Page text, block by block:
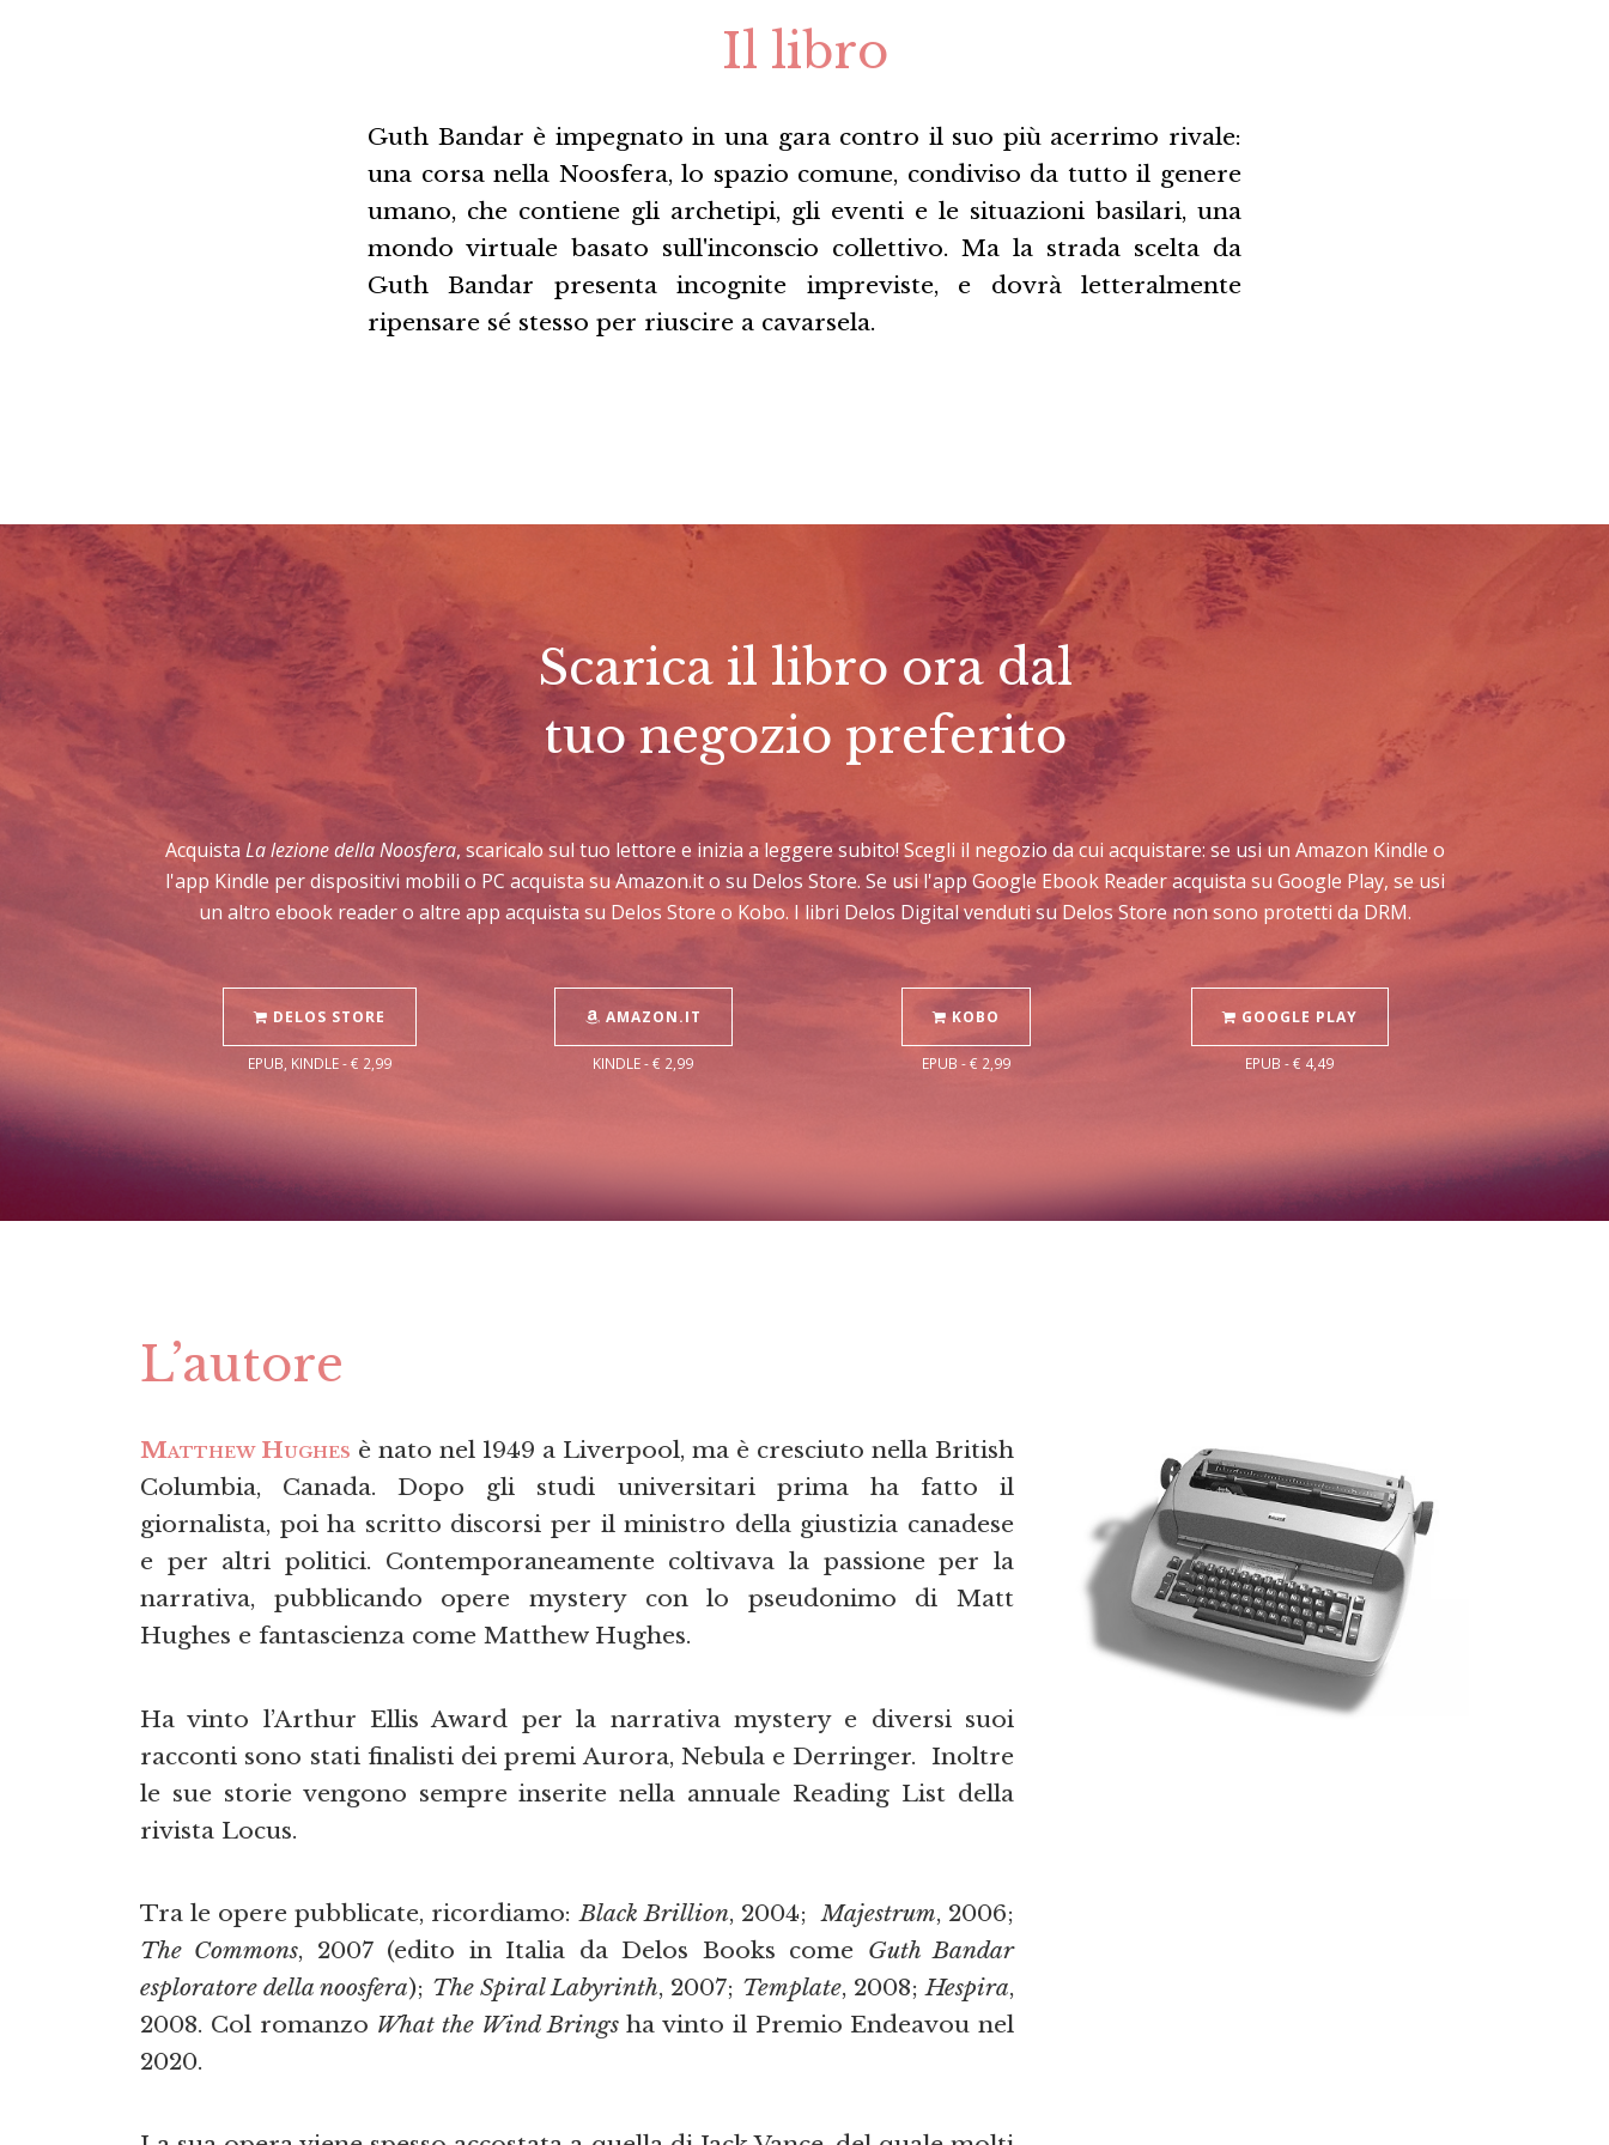
Il libro
Guth Bandar è impegnato in una gara contro il suo più acerrimo rivale:
una corsa nella Noosfera, lo spazio comune, condiviso da tutto il genere
umano, che contiene gli archetipi, gli eventi e le situazioni basilari, una
mondo virtuale basato sull'inconscio collettivo. Ma la strada scelta da
Guth Bandar presenta incognite impreviste, e dovrà letteralmente
ripensare sé stesso per riuscire a cavarsela.
Scarica il libro ora dal
tuo negozio preferito
Acquista La lezione della Noosfera, scaricalo sul tuo lettore e inizia a leggere subito! Scegli il negozio da cui acquistare: se usi un Amazon Kindle o
l'app Kindle per dispositivi mobili o PC acquista su Amazon.it o su Delos Store. Se usi l'app Google Ebook Reader acquista su Google Play, se usi
un altro ebook reader o altre app acquista su Delos Store o Kobo. I libri Delos Digital venduti su Delos Store non sono protetti da DRM.
DELOS STORE
EPUB, KINDLE - € 2,99
AMAZON.IT
KINDLE - € 2,99
KOBO
EPUB - € 2,99
GOOGLE PLAY
EPUB - € 4,49
L’autore
Matthew Hughes è nato nel 1949 a Liverpool, ma è cresciuto nella British
Columbia, Canada. Dopo gli studi universitari prima ha fatto il
giornalista, poi ha scritto discorsi per il ministro della giustizia canadese
e per altri politici. Contemporaneamente coltivava la passione per la
narrativa, pubblicando opere mystery con lo pseudonimo di Matt
Hughes e fantascienza come Matthew Hughes.
Ha vinto l’Arthur Ellis Award per la narrativa mystery e diversi suoi
racconti sono stati finalisti dei premi Aurora, Nebula e Derringer. Inoltre
le sue storie vengono sempre inserite nella annuale Reading List della
rivista Locus.
Tra le opere pubblicate, ricordiamo:Black Brillion, 2004;Majestrum, 2006;
The Commons, 2007 (edito in Italia da Delos Books come Guth Bandar
esploratore della noosfera); The Spiral Labyrinth, 2007; Template, 2008;Hespira,
2008. Col romanzo What the Wind Bringsha vinto il Premio Endeavou nel
2020.